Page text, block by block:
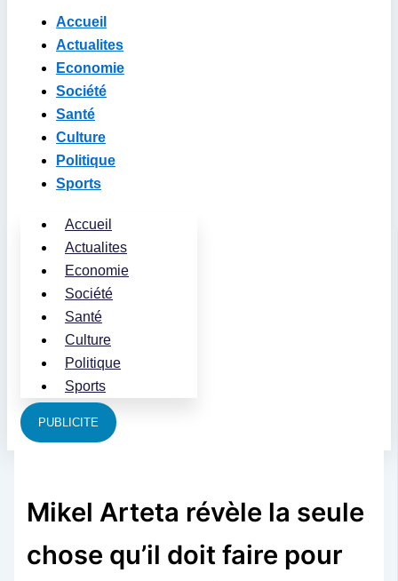
Accueil
Actualites
Economie
Société
Santé
Culture
Politique
Sports
Accueil
Actualites
Economie
Société
Santé
Culture
Politique
Sports
PUBLICITE
Mikel Arteta révèle la seule
chose qu’il doit faire pour